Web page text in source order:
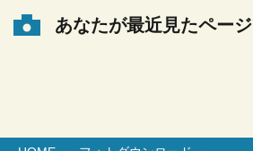
あなたが最近見たページ